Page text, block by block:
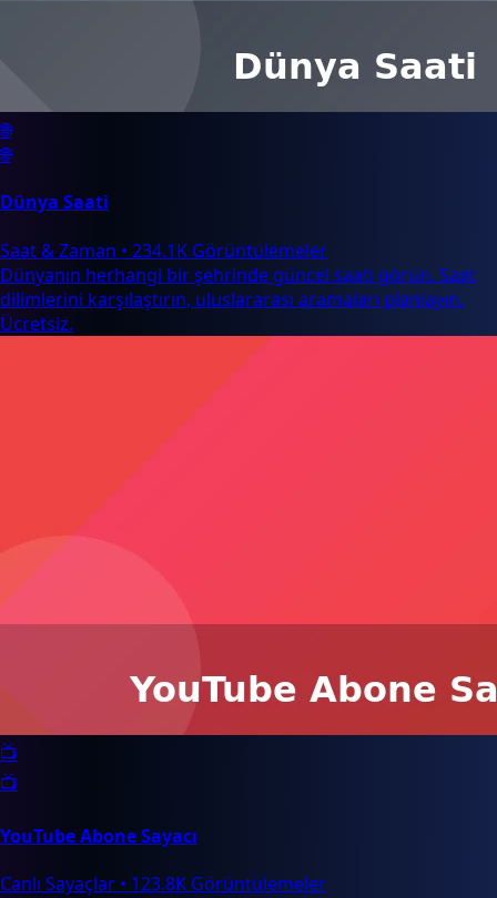
🌐
🌐
Dünya Saati
Saat & Zaman • 234.1K Görüntülemeler
Dünyanın herhangi bir şehrinde güncel saati görün. Saat
dilimlerini karşılaştırın, uluslararası aramaları planlayın.
Ücretsiz.
📺
📺
YouTube Abone Sayacı
Canlı Sayaçlar • 123.8K Görüntülemeler